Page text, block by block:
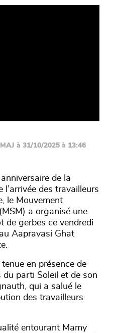
à 31/10/2025 à 13:46
de la
l’arrivée des travailleurs
le Mouvement
a organisé une
de gerbes ce vendredi
Aapravasi Ghat
tenue en présence de
du parti Soleil et de son
qui a salué le
des travailleurs
entourant Mamy